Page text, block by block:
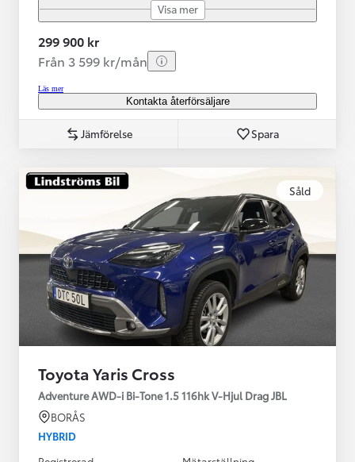
Visa mer
299 900 kr
Från 3 599 kr/mån
Läs mer
Kontakta återförsäljare
Jämförelse Spara
Såld
Toyota Yaris Cross
Adventure AWD-i Bi-Tone 1.5 116hk V-Hjul Drag JBL
BORÅS
HYBRID